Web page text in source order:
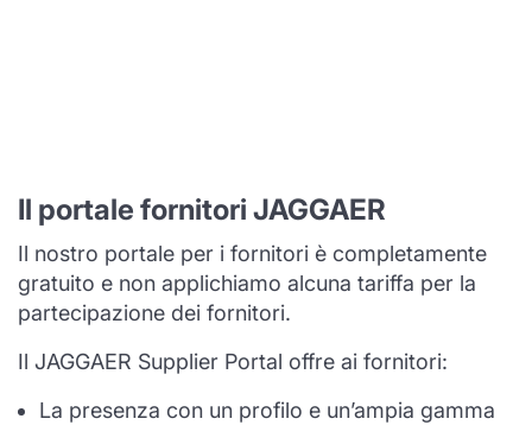
Il portale fornitori JAGGAER
Il nostro portale per i fornitori è completamente
gratuito e non applichiamo alcuna tariffa per la
partecipazione dei fornitori.
Il JAGGAER Supplier Portal offre ai fornitori:
La presenza con un profilo e un’ampia gamma